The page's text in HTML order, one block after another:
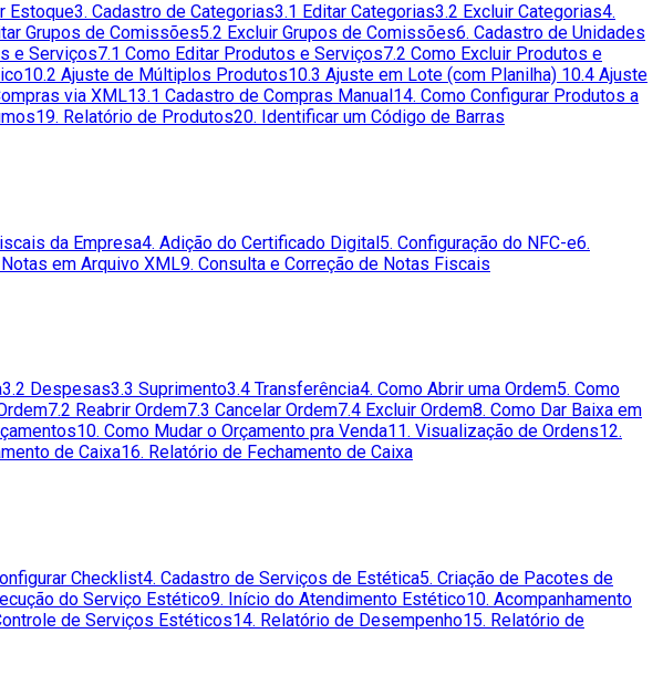
Estoque3. Cadastro de Categorias3.1 Editar Categorias3.2 Excluir Categorias4.
Grupos de Comissões5.2 Excluir Grupos de Comissões6. Cadastro de Unidades
e Serviços7.1 Como Editar Produtos e Serviços7.2 Como Excluir Produtos e
10.2 Ajuste de Múltiplos Produtos10.3 Ajuste em Lote (com Planilha) 10.4 Ajuste
via XML13.1 Cadastro de Compras Manual 14. Como Configurar Produtos a
19. Relatório de Produtos20. Identificar um Código de Barras
da Empresa4. Adição do Certificado Digital5. Configuração do NFC-e6.
em Arquivo XML9. Consulta e Correção de Notas Fiscais
3.2 Despesas3.3 Suprimento3.4 Transferência4. Como Abrir uma Ordem5. Como
7.2 Reabrir Ordem7.3 Cancelar Ordem7.4 Excluir Ordem8. Como Dar Baixa em
10. Como Mudar o Orçamento pra Venda11. Visualização de Ordens12.
de Caixa16. Relatório de Fechamento de Caixa
Checklist4. Cadastro de Serviços de Estética5. Criação de Pacotes de
do Serviço Estético9. Início do Atendimento Estético10. Acompanhamento
de Serviços Estéticos14. Relatório de Desempenho15. Relatório de